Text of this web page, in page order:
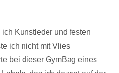
Kunstleder und festen
ich nicht mit Vlies
bei dieser GymBag eines